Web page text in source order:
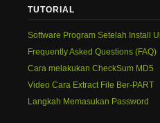
TUTORIAL
Software Program Setelah Install
Frequently Asked Questions (FAQ)
Cara melakukan CheckSum MD5
Video Cara Extract File Ber-PART
Langkah Memasukan Password